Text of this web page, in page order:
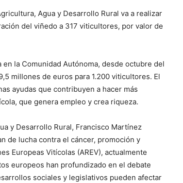
Agua y Desarrollo Rural va a realizar
del viñedo a 317 viticultores, por valor de
la Comunidad Autónoma, desde octubre del
millones de euros para 1.200 viticultores. El
ayudas que contribuyen a hacer más
que genera empleo y crea riqueza.
y Desarrollo Rural, Francisco Martínez
de lucha contra el cáncer, promoción y
Europeas Vitícolas (AREV), actualmente
europeos han profundizado en el debate
sociales y legislativos pueden afectar